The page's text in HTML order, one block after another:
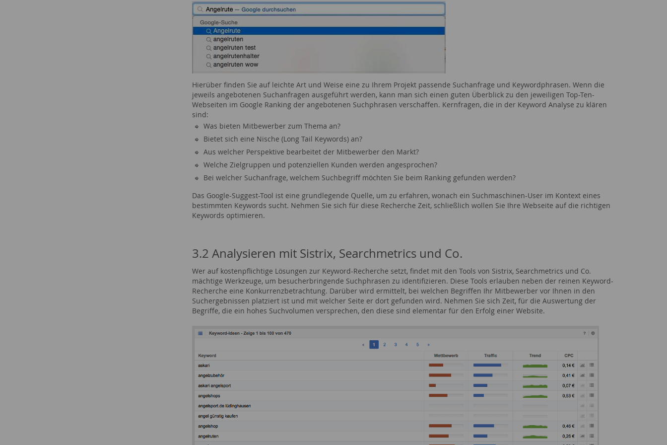
Hierüber finden Sie auf leichte Art und Weise eine zu Ihrem Projekt passende Suchanfrage und Keywordphrasen. Wenn die
jeweils angebotenen Suchanfragen ausgeführt werden, kann man sich einen guten Überblick zu den jeweiligen Top-Ten-
Webseiten im Google Ranking der angebotenen Suchphrasen verschaffen. Kernfragen, die in der Keyword Analyse zu klären
sind:
Was bieten Mitbewerber zum Thema an?
Bietet sich eine Nische (Long Tail Keywords) an?
Aus welcher Perspektive bearbeitet der Mitbewerber den Markt?
Welche Zielgruppen und potenziellen Kunden werden angesprochen?
Bei welcher Suchanfrage, welchem Suchbegriff möchten Sie beim Ranking gefunden werden?
Das Google-Suggest-Tool ist eine grundlegende Quelle, um zu erfahren, wonach ein Suchmaschinen-User im Kontext eines
bestimmten Keywords sucht. Nehmen Sie sich für diese Recherche Zeit, schließlich wollen Sie Ihre Webseite auf die richtigen
Keywords optimieren.
3.2 Analysieren mit Sistrix, Searchmetrics und Co.
Wer auf kostenpflichtige Lösungen zur Keyword-Recherche setzt, findet mit den Tools von Sistrix, Searchmetrics und Co.
mächtige Werkzeuge, um besucherbringende Suchphrasen zu identifizieren. Diese Tools erlauben neben der reinen Keyword-
Recherche eine Konkurrenzbetrachtung. Darüber wird ermittelt, bei welchen Begriffen Ihr Mitbewerber vor Ihnen in den
Suchergebnissen platziert ist und mit welcher Seite er dort gefunden wird. Nehmen Sie sich Zeit, für die Auswertung der
Begriffe, die ein hohes Suchvolumen versprechen, den diese sind elementar für den Erfolg einer Website.